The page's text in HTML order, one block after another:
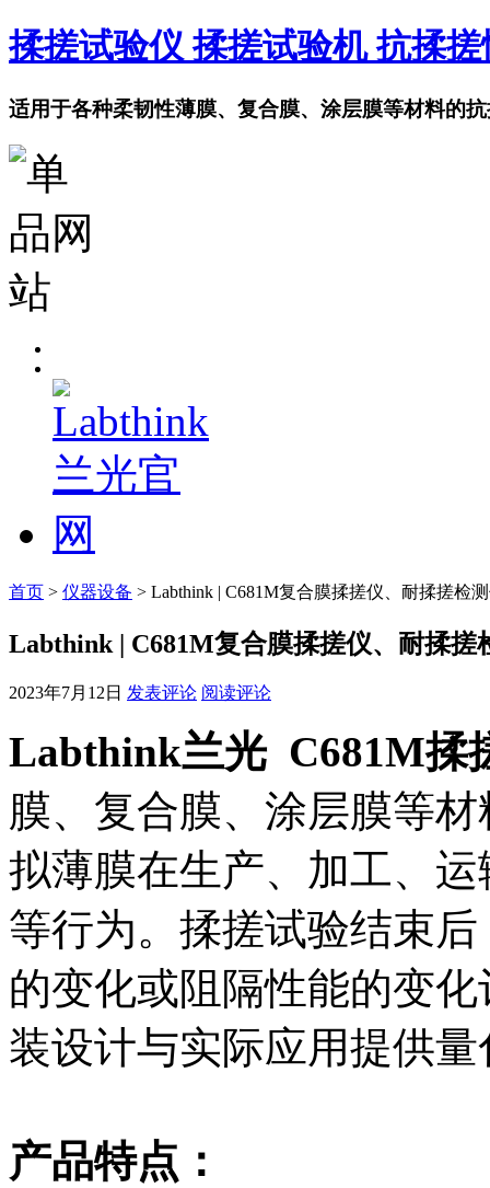
揉搓试验仪 揉搓试验机 抗揉
适用于各种柔韧性薄膜、复合膜、涂层膜等材料的
首页 > 仪器设备 > Labthink | C681M复合膜揉搓仪、耐揉搓检
Labthink | C681M复合膜揉搓仪、耐揉搓
2023年7月12日 发表评论 阅读评论
Labthink兰光 C681M揉
膜、复合膜、涂层膜等
拟薄膜在生产、加工、
等行为。揉搓试验结束
的变化或阻隔性能的变
装设计与实际应用提供
产品特点：